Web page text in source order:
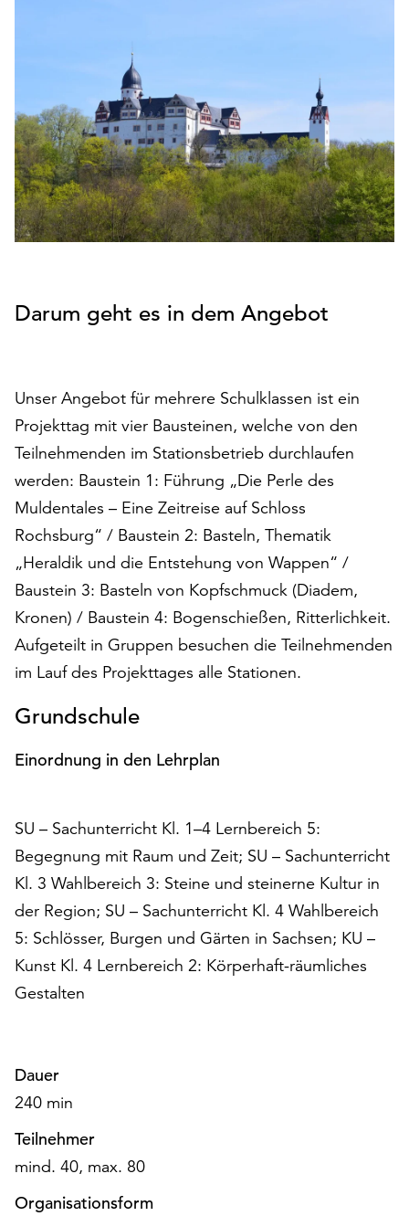
notwendig
sind
(funktionale
Cookies),
sowie
solche,
die
lediglich
Statistikzwecken
Sie
auf
„Alle
akzeptieren“,
um
alle
Cookies
zu
akzeptieren.
Sie
können
Ihr
Einverständnis
jederzeit
und
Dafür
am
Ende
der
Seite
die
Schaltfläche
„Cookie-
Einstellungen“
zur
werden
auch
Ihr
Einverständnis
ausgeführt.
Darum geht es in dem Angebot
Unser Angebot für mehrere Schulklassen ist ein
Projekttag mit vier Bausteinen, welche von den
Teilnehmenden im Stationsbetrieb durchlaufen
werden: Baustein 1: Führung „Die Perle des
Muldentales – Eine Zeitreise auf Schloss
Rochsburg“ / Baustein 2: Basteln, Thematik
„Heraldik und die Entstehung von Wappen“ /
Baustein 3: Basteln von Kopfschmuck (Diadem,
Kronen) / Baustein 4: Bogenschießen, Ritterlichkeit.
Aufgeteilt in Gruppen besuchen die Teilnehmenden
im Lauf des Projekttages alle Stationen.
Grundschule
Einordnung in den Lehrplan
SU – Sachunterricht Kl. 1–4 Lernbereich 5:
Begegnung mit Raum und Zeit; SU – Sachunterricht
Kl. 3 Wahlbereich 3: Steine und steinerne Kultur in
der Region; SU – Sachunterricht Kl. 4 Wahlbereich
5: Schlösser, Burgen und Gärten in Sachsen; KU –
Kunst Kl. 4 Lernbereich 2: Körperhaft-räumliches
Gestalten
Dauer
240 min
Teilnehmer
mind. 40, max. 80
Organisationsform